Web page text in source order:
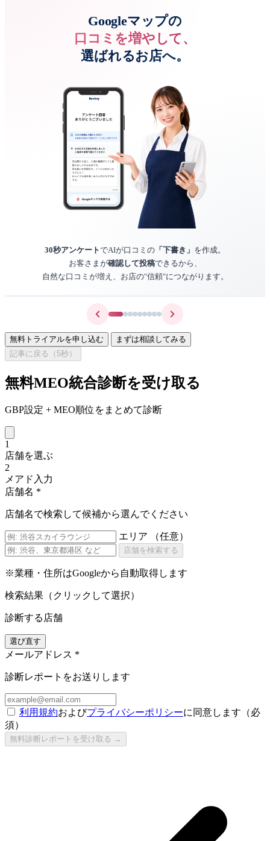
Googleマップの
口コミを増やして、
選ばれるお店へ。
30秒アンケートでAIが口コミの 「下書き」 を作成。
お客さまが確認して投稿できるから、
自然な口コミが増え、お店の"信頼"につながります。
無料トライアルを申し込む
まずは相談してみる
記事に戻る（ 5秒）
無料MEO統合診断を受け取る
GBP設定 + MEO順位をまとめて診断
1
店舗を選ぶ
2
メアド入力
店舗名 *
店舗名で検索して候補から選んでください
エリア （任意）
店舗を検索する
※業種・住所はGoogleから自動取得します
検索結果（クリックして選択）
診断する店舗
選び直す
メールアドレス *
診断レポートをお送りします
利用規約およびプライバシーポリシーに同意します（必
須）
無料診断レポートを受け取る →